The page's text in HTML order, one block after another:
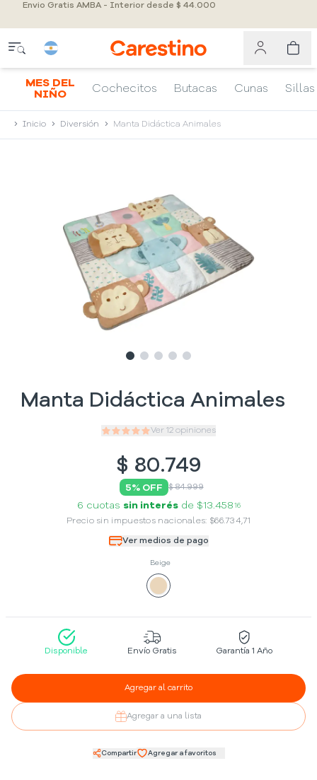
Envio Gratis AMBA - Interior desde $ 44.000
MES DEL
NIÑO
Cochecitos Butacas Cunas Sillas
Inicio Diversión Manta Didáctica Animales
Slide1
Slide2
Slide3
SlideSlide
Manta Didáctica Animales
Ver 12 opiniones
$ 80.749
5% OFF $ 84.999
6 cuotas sin interésde $13.458 16
Precio sin impuestos nacionales: $66.734,71
Ver medios de pago
Beige
Disponible Envío Gratis Garantía 1 Año
Agregar al carrito
Agregar a una lista
Compartir Agregar a favoritos